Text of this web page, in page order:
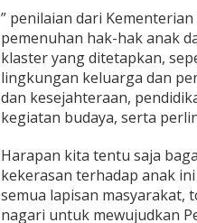
n
L
a
y
a
k
A
a
k
P
r
e
” penilaian dari
pemenuhan hak-hak anak
klaster yang ditetapkan,
lingkungan keluarga dan
dan kesejahteraan,
kegiatan budaya, serta
Harapan kita tentu saja
kekerasan terhadap anak
semua lapisan masyarakat,
nagari untuk mewujudkan